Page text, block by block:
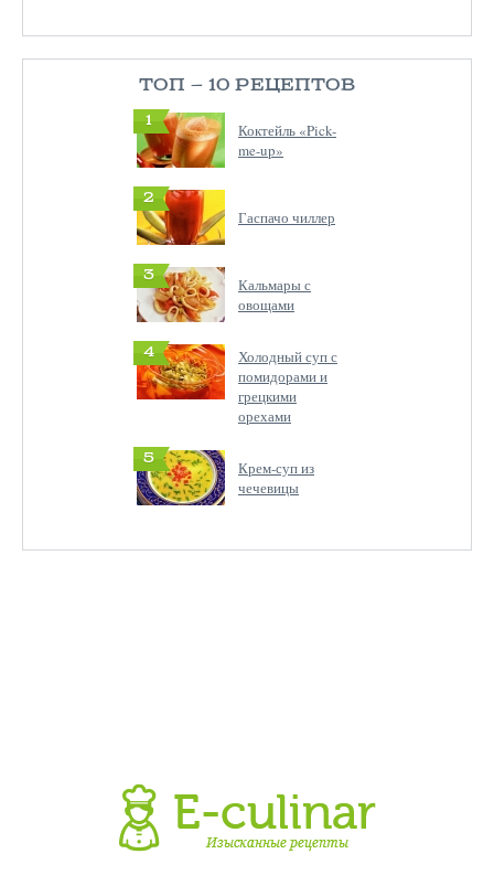
ТОП — 10 РЕЦЕПТОВ
1
Коктейль «Pick-
me-up»
2
Гаспачо чиллер
3
Кальмары с
овощами
4
Холодный суп с
помидорами и
грецкими
орехами
5
Крем-суп из
чечевицы